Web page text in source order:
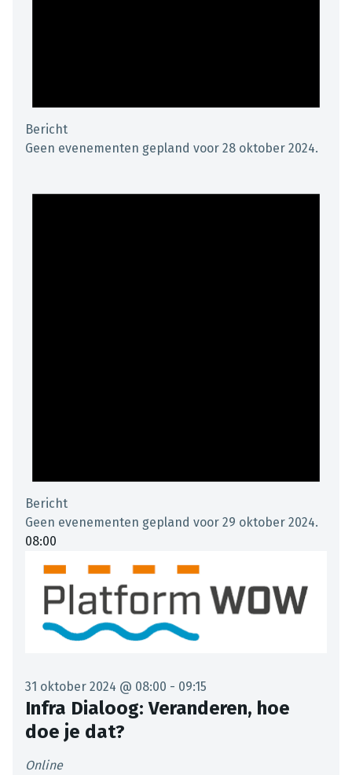
Bericht
Geen evenementen gepland voor 28 oktober 2024.
Bericht
Geen evenementen gepland voor 29 oktober 2024.
08:00
31 oktober 2024 @ 08:00 - 09:15
Infra Dialoog: Veranderen, hoe
doe je dat?
Online